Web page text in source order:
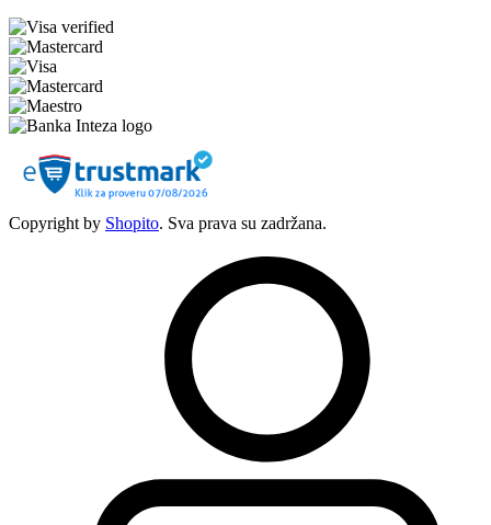
Copyright by Shopito. Sva prava su zadržana.